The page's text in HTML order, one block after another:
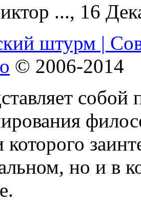
..., 16
штурм |
© 2006-2014
собой
которого
но и в